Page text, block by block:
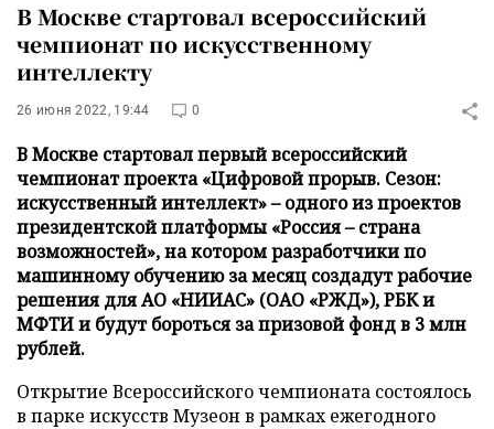
В Москве стартовал всероссийский
чемпионат по искусственному
интеллекту
26 июня 2022, 19:44 0
В Москве стартовал первый всероссийский
чемпионат проекта «Цифровой прорыв. Сезон:
искусственный интеллект» – одного из проектов
президентской платформы «Россия – страна
возможностей», на котором разработчики по
машинному обучению за месяц создадут рабочие
решения для АО «НИИАС» (ОАО «РЖД»), РБК и
МФТИ и будут бороться за призовой фонд в 3 млн
рублей.
Открытие Всероссийского чемпионата состоялось
в парке искусств Музеон в рамках ежегодного